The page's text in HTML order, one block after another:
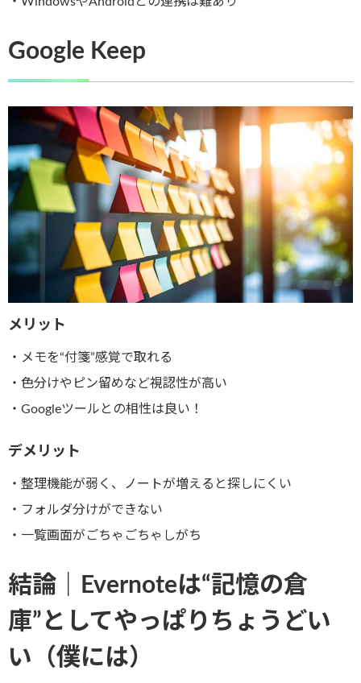
Google Keep
メリット
・メモを“付箋”感覚で取れる
・色分けやピン留めなど視認性が高い
・Googleツールとの相性は良い！
デメリット
・整理機能が弱く、ノートが増えると探しにくい
・フォルダ分けができない
・一覧画面がごちゃごちゃしがち
結論｜Evernoteは“記憶の倉
庫”としてやっぱりちょうどい
い（僕には）